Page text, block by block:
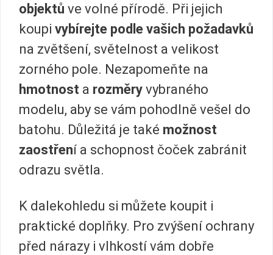
objektů ve volné přírodě. Při jejich
koupi vybírejte podle vašich požadavků
na zvětšení, světelnost a velikost
zorného pole. Nezapomeňte na
hmotnost a rozměry vybraného
modelu, aby se vám pohodlně vešel do
batohu. Důležitá je také možnost
zaostření a schopnost čoček zabránit
odrazu světla.
K dalekohledu si můžete koupit i
praktické doplňky. Pro zvýšení ochrany
před nárazy i vlhkostí vám dobře